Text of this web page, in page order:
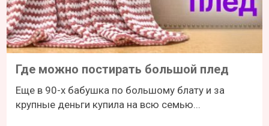
Где можно постирать большой плед
Еще в 90-х бабушка по большому блату и за
крупные деньги купила на всю семью...